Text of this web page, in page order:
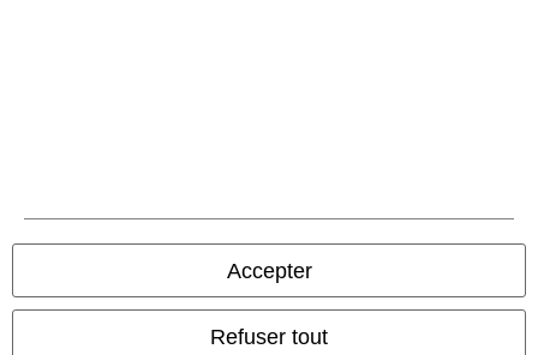
Accepter
Refuser tout
Tous nos prix sont T.T.C. Cependant, ils ne comprennent pasles frais
denvoi.
© 1986-2026 Large Popmerchandising BV